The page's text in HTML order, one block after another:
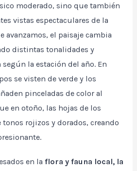
moderado, sino que también
vistas espectaculares de la
avanzamos, el paisaje cambia
distintas tonalidades y
la estación del año. En
se visten de verde y los
pinceladas de color al
en otoño, las hojas de los
rojizos y dorados, creando
en la flora y fauna local, la